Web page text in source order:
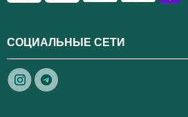
СОЦИАЛЬНЫЕ СЕТИ